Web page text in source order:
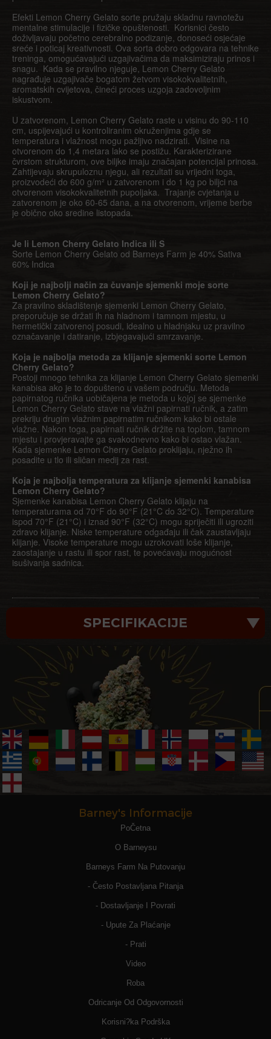
Efekti Lemon Cherry Gelato sorte pružaju skladnu ravnotežu
mentalne stimulacije i fizičke opuštenosti. Korisnici često
doživljavaju početno cerebralno podizanje, donoseći osjećaje
sreće i poticaj kreativnosti. Ova sorta dobro odgovara na tehnike
treninga, omogućavajući uzgajivačima da maksimiziraju prinos i
snagu. Kada se pravilno njeguje, Lemon Cherry Gelato
nagrađuje uzgajivače bogatom žetvom visokokvalitetnih,
aromatskih cvijetova, čineći proces uzgoja zadovoljnim
iskustvom.
U zatvorenom, Lemon Cherry Gelato raste u visinu do 90-110
cm, uspijevajući u kontroliranim okruženjima gdje se
temperatura i vlažnost mogu pažljivo nadzirati. Visine na
otvorenom do 1,4 metara lako se postižu. Karakterizirane
čvrstom strukturom, ove biljke imaju značajan potencijal prinosa.
Zahtijevaju skrupuloznu njegu, ali rezultati su vrijedni toga,
proizvodeći do 600 g/m² u zatvorenom i do 1 kg po biljci na
otvorenom visokokvalitetnih pupoljaka. Trajanje cvjetanja u
zatvorenom je oko 60-65 dana, a na otvorenom, vrijeme berbe
je obično oko sredine listopada.
Je li Lemon Cherry Gelato Indica ili S
Sorte Lemon Cherry Gelato od Barneys Farm je 40% Sativa
60% Indica
Koji je najbolji način za čuvanje sjemenki moje sorte
Lemon Cherry Gelato?
Za pravilno skladištenje sjemenki Lemon Cherry Gelato,
preporučuje se držati ih na hladnom i tamnom mjestu, u
hermetički zatvorenoj posudi, idealno u hladnjaku uz pravilno
označavanje i datiranje, izbjegavajući smrzavanje.
Koja je najbolja metoda za klijanje sjemenki sorte Lemon
Cherry Gelato?
Postoji mnogo tehnika za klijanje Lemon Cherry Gelato sjemenki
kanabisa ako je to dopušteno u vašem području. Metoda
papirnatog ručnika uobičajena je metoda u kojoj se sjemenke
Lemon Cherry Gelato stave na vlažni papirnati ručnik, a zatim
prekriju drugim vlažnim papirnatim ručnikom kako bi ostale
vlažne. Nakon toga, papirnati ručnik držite na toplom, tamnom
mjestu i provjeravajte ga svakodnevno kako bi ostao vlažan.
Kada sjemenke Lemon Cherry Gelato proklijaju, nježno ih
posadite u tlo ili sličan medij za rast.
Koja je najbolja temperatura za klijanje sjemenki kanabisa
Lemon Cherry Gelato?
Sjemenke kanabisa Lemon Cherry Gelato klijaju na
temperaturama od 70°F do 90°F (21°C do 32°C). Temperature
ispod 70°F (21°C) i iznad 90°F (32°C) mogu spriječiti ili ugroziti
zdravo klijanje. Niske temperature odgađaju ili čak zaustavljaju
klijanje. Visoke temperature mogu uzrokovati loše klijanje,
zaostajanje u rastu ili spor rast, te povećavaju mogućnost
isušivanja sadnica.
SPECIFIKACIJE
Barney's Informacije
PoČetna
O Barneysu
Barneys Farm Na Putovanju
- Često Postavljana Pitanja
- Dostavljanje I Povrati
- Upute Za Plaćanje
- Prati
Video
Roba
Odricanje Od Odgovornosti
Korisni?ka Podrška